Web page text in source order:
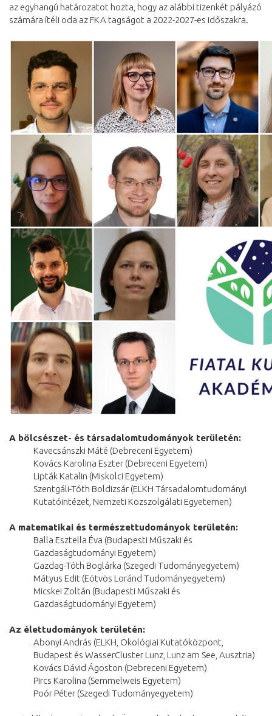
az egyhangú határozatot hozta, hogy az alábbi tizenkét pályázó
számára ítéli oda az FKA tagságot a 2022-2027-es időszakra.
A bölcsészet- és társadalomtudományok területén:
Kavecsánszki Máté (Debreceni Egyetem)
Kovács Karolina Eszter (Debreceni Egyetem)
Lipták Katalin (Miskolci Egyetem)
Szentgáli-Tóth Boldizsár (ELKH Társadalomtudományi
Kutatóintézet, Nemzeti Közszolgálati Egyetemen)
A matematikai és természettudományok területén:
Balla Esztella Éva (Budapesti Műszaki és
Gazdaságtudományi Egyetem)
Gazdag-Tóth Boglárka (Szegedi Tudományegyetem)
Mátyus Edit (Eötvös Loránd Tudományegyetem)
Micskei Zoltán (Budapesti Műszaki és
Gazdaságtudományi Egyetem)
Az élettudományok területén:
Abonyi András (ELKH, Ökológiai Kutatóközpont,
Budapest és WasserCluster Lunz, Lunz am See, Ausztria)
Kovács Dávid Ágoston (Debreceni Egyetem)
Pircs Karolina (Semmelweis Egyetem)
Poór Péter (Szegedi Tudományegyetem)